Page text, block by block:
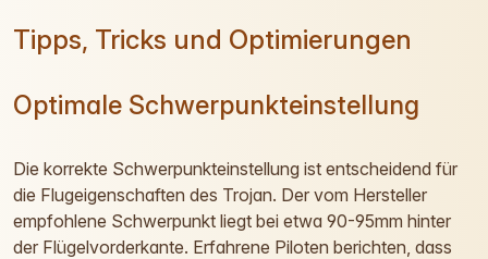
Tipps, Tricks und Optimierungen
Optimale Schwerpunkteinstellung
Die korrekte Schwerpunkteinstellung ist entscheidend für
die Flugeigenschaften des Trojan. Der vom Hersteller
empfohlene Schwerpunkt liegt bei etwa 90-95mm hinter
der Flügelvorderkante. Erfahrene Piloten berichten, dass